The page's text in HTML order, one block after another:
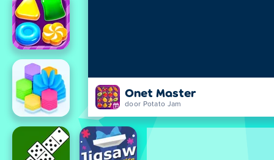
Onet Master
door Potato Jam